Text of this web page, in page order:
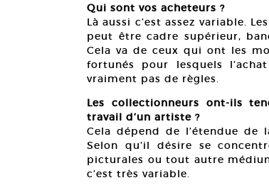
Qui sont vos acheteurs ?
Là aussi c’est assez variable.
peut être cadre supérieur,
Cela va de ceux qui ont les
fortunés pour lesquels
vraiment pas de règles.
Les collectionneurs ont-ils
travail d’un artiste ?
Cela dépend de l’étendue de
Selon qu’il désire se
picturales ou tout autre
c’est très variable.